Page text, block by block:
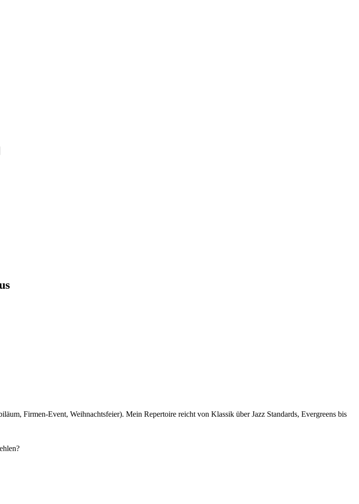
Firmen-Event, Weihnachtsfeier). Mein Repertoire reicht von Klassik über Jazz Standards, Evergreens bis